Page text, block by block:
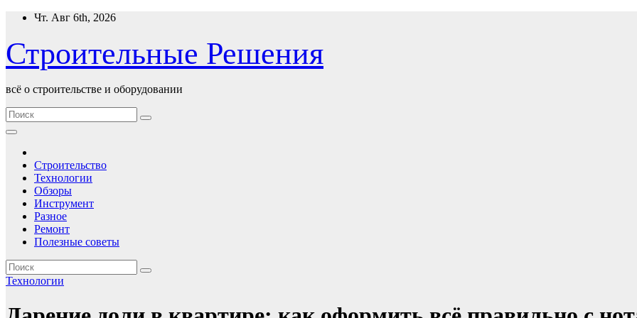
Перейти
содержимому
Чт. Авг 6th, 2026
Строительные Решения
всё о строительстве и оборудовании
Строительство
Технологии
Обзоры
Инструмент
Разное
Ремонт
Полезные советы
Технологии